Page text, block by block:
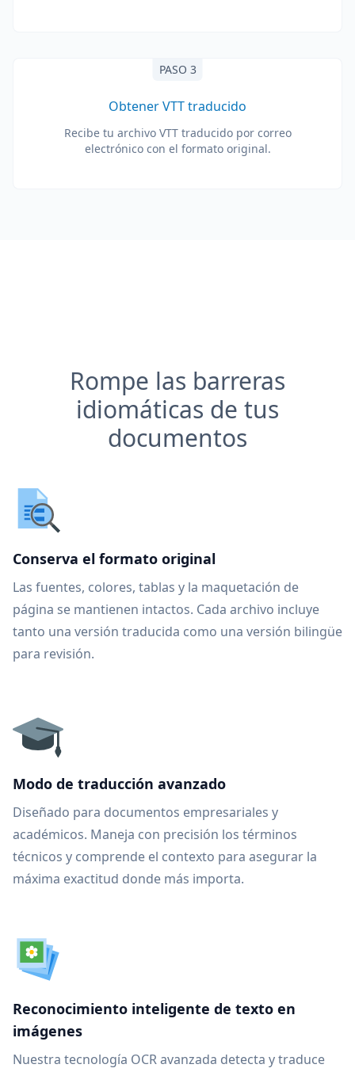
PASO 3
Obtener VTT traducido
Recibe tu archivo VTT traducido por correo
electrónico con el formato original.
Rompe las barreras
idiomáticas de tus
documentos
Conserva el formato original
Las fuentes, colores, tablas y la maquetación de
página se mantienen intactos. Cada archivo incluye
tanto una versión traducida como una versión bilingüe
para revisión.
Modo de traducción avanzado
Diseñado para documentos empresariales y
académicos. Maneja con precisión los términos
técnicos y comprende el contexto para asegurar la
máxima exactitud donde más importa.
Reconocimiento inteligente de texto en
imágenes
Nuestra tecnología OCR avanzada detecta y traduce